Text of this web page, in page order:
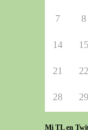
7 8
14 15
21 22
28 29
Mi TL en